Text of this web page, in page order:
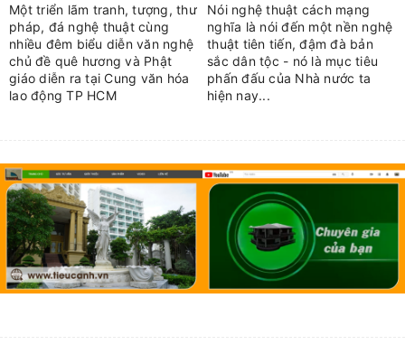
Một triển lãm tranh, tượng, thư
pháp, đá nghệ thuật cùng
nhiều đêm biểu diễn văn nghệ
chủ đề quê hương và Phật
giáo diễn ra tại Cung văn hóa
lao động TP HCM
Nói nghệ thuật cách mạng
nghĩa là nói đến một nền nghệ
thuật tiên tiến, đậm đà bản
sắc dân tộc - nó là mục tiêu
phấn đấu của Nhà nước ta
hiện nay...